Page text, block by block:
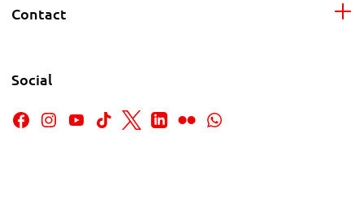
Contact
Social